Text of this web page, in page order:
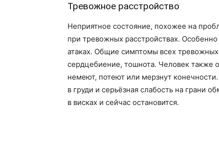
Тревожное расстройство
Неприятное состояние, похожее на
при тревожных расстройствах.
атаках. Общие симптомы всех
сердцебиение, тошнота. Человек также
немеют, потеют или мерзнут
в груди и серьёзная слабость на грани
в висках и сейчас остановится.